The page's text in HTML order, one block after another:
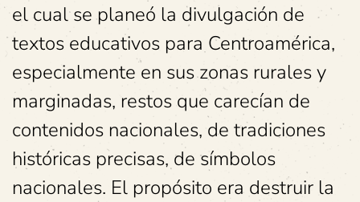
el cual se planeó la divulgación de
textos educativos para Centroamérica,
especialmente en sus zonas rurales y
marginadas, restos que carecían de
contenidos nacionales, de tradiciones
históricas precisas, de símbolos
nacionales. El propósito era destruir la